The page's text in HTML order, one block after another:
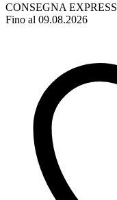
CONSEGNA EXPRESS
Fino al 09.08.2026